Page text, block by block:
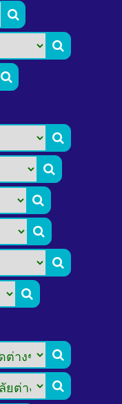










